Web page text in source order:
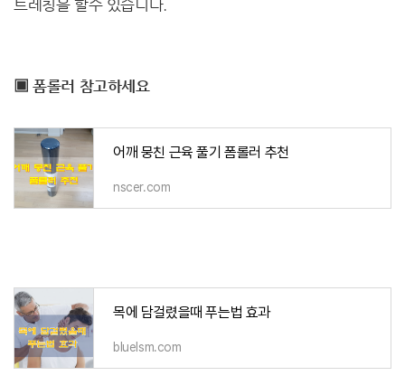
트레칭을 할수 있습니다.
▣ 폼롤러 참고하세요
어깨 뭉친 근육 풀기 폼롤러 추천
nscer.com
목에 담걸렸을때 푸는법 효과
bluelsm.com